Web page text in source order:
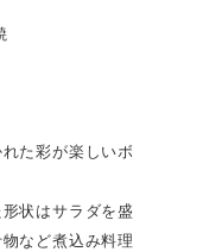
た彩が楽しいボ
状はサラダを盛
など煮込み料理